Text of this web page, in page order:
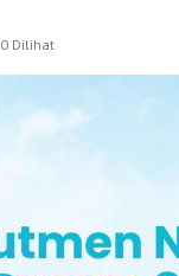
0 Dilihat